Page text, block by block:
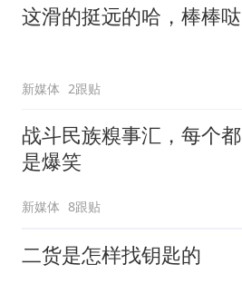
这滑的挺远的哈，棒棒哒
新媒体 2跟贴
战斗民族糗事汇，每个都
是爆笑
新媒体 8跟贴
二货是怎样找钥匙的